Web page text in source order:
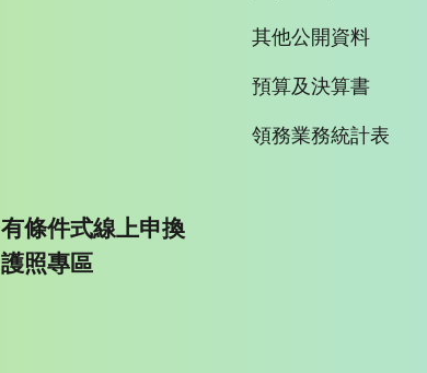
其他公開資料
預算及決算書
領務業務統計表
有條件式線上申換
護照專區